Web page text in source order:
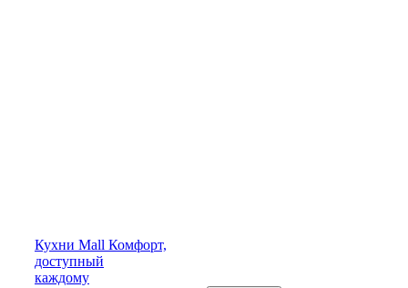
Кухни Mall Комфорт,
доступный
каждому